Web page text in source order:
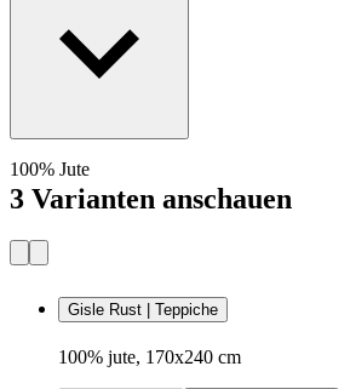
100% Jute
3 Varianten anschauen
Gisle Rust | Teppiche
100% jute, 170x240 cm